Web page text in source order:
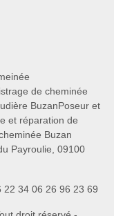
de cheminée
BuzanPoseur et
et réparation de
Buzan
Payroulie, 09100
22 34 06 26 96 23 69